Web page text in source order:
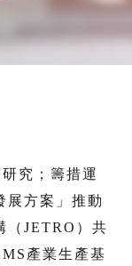
究；籌措運
展方案」推動
（JETRO）共
產業生產基